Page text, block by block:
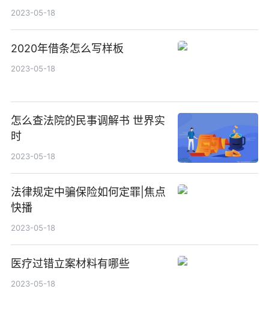
2023-05-18
2020年借条怎么写样板
2023-05-18
怎么查法院的民事调解书 世界实
时
2023-05-18
法律规定中骗保险如何定罪|焦点
快播
2023-05-18
医疗过错立案材料有哪些
2023-05-18